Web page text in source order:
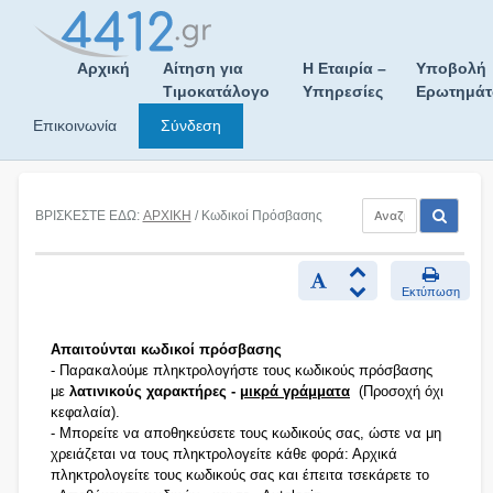
Αρχική
Αίτηση για
Τιμοκατάλογο
Η Εταιρία –
Υπηρεσίες
Υποβολή
Επικοινωνία
Σύνδεση
ΒΡΙΣΚΕΣΤΕ ΕΔΩ: ΑΡΧΙΚΗ / Κωδικοί Πρόσβασης
Εκτύπωση
Απαιτούνται κωδικοί πρόσβασης
- Παρακαλούμε πληκτρολογήστε τους κωδικούς πρόσβασης
με λατινικούς χαρακτήρες - μικρά γράμματα (Προσοχή όχι
κεφαλαία).
- Μπορείτε να αποθηκεύσετε τους κωδικούς σας, ώστε να μη
χρειάζεται να τους πληκτρολογείτε κάθε φορά: Αρχικά
πληκτρολογείτε τους κωδικούς σας και έπειτα τσεκάρετε το